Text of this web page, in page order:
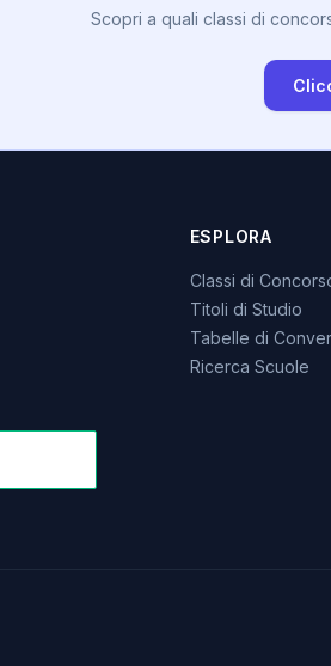
Scopri a quali classi di
ESPLORA
Classi di
Titoli di Studio
Tabelle di
Ricerca Scuole